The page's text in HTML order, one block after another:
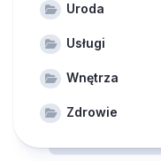
Uroda
Usługi
Wnętrza
Zdrowie